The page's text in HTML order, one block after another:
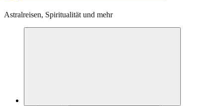
Astralreisen, Spiritualität und mehr